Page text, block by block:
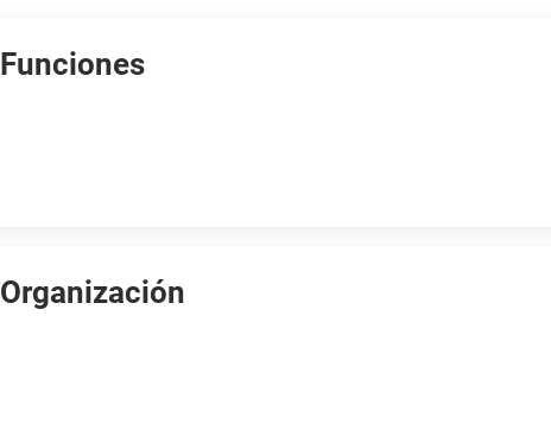
Funciones
Organización